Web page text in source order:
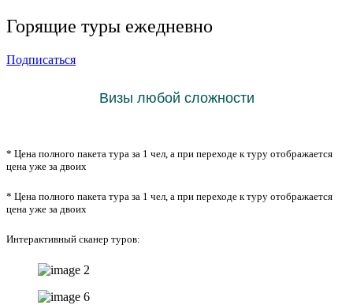
Горящие туры ежедневно
Подписаться
Визы любой сложности
* Цена полного пакета тура за 1 чел, а при переходе к туру отображается
цена уже за двоих
* Цена полного пакета тура за 1 чел, а при переходе к туру отображается
цена уже за двоих
Интерактивный сканер туров: